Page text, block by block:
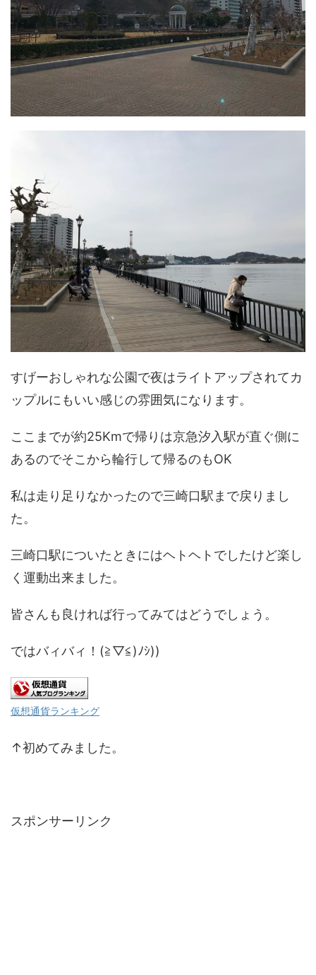
すげーおしゃれな公園で夜はライトアップされてカ
ップルにもいい感じの雰囲気になります。
ここまでが約25Kmで帰りは京急汐入駅が直ぐ側に
あるのでそこから輪行して帰るのもOK
私は走り足りなかったので三崎口駅まで戻りまし
た。
三崎口駅についたときにはヘトヘトでしたけど楽し
く運動出来ました。
皆さんも良ければ行ってみてはどうでしょう。
ではバィバィ！(≧▽≦)ﾉｼ))
仮想通貨ランキング
↑初めてみました。
スポンサーリンク